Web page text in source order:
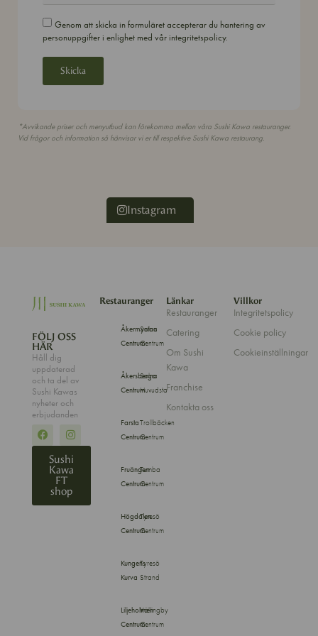
Genom att skicka in formuläret accepterar du hantering av
personuppgifter i enlighet med vår integritetspolicy.
Skicka
*Avvikande priser och menyutbud kan förekomma mellan våra Sushi Kawa restauranger.
Vid frågor och information så hänvisar vi er till respektive Sushi Kawa restaurang.
Instagram
FÖLJ OSS
HÄR
Håll dig
uppdaterad
och ta del av
Sushi Kawas
nyheter och
erbjudanden
Sushi
Kawa
FT
shop
Restauranger
Åkermyntan
Centrum
Åkersberga
Centrum
Farsta
Centrum
Fruängen
Centrum
Högdalen
Centrum
Kungens
Kurva
Liljeholmen
Centrum
Solna
Centrum
Solna
Huvudsta
Trollbäcken
Centrum
Tumba
Centrum
Tyresö
Centrum
Tyresö
Strand
Vällingby
Centrum
Länkar
Restauranger
Catering
Om Sushi
Kawa
Franchise
Kontakta oss
Villkor
Integritetspolicy
Cookie policy
Cookieinställningar